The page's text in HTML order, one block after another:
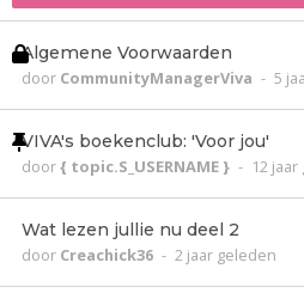
Algemene Voorwaarden
door CommunityManagerViva - 5
VIVA's boekenclub: 'Voor jou'
door{ topic.S_USERNAME } - 12
Wat lezen jullie nu deel 2
door Creachick36 - 2 jaar geleden